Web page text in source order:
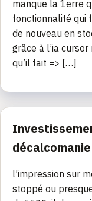
manque la 1erre
fonctionnalité qui
de nouveau en
grâce à l’ia
qu’il fait => […]
l’impression sur
stoppé ou